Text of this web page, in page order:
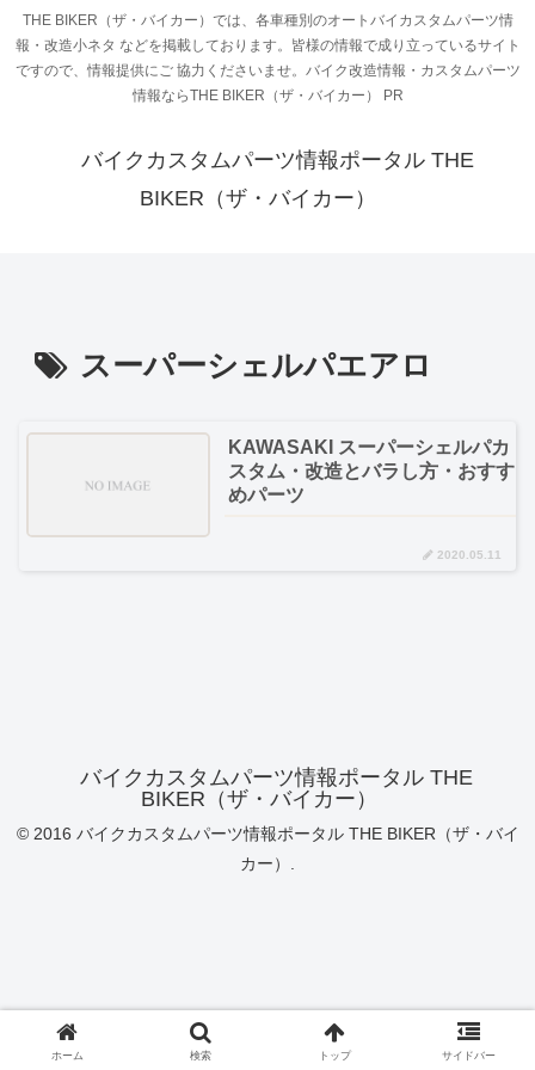
THE BIKER（ザ・バイカー）では、各車種別のオートバイカスタムパーツ情
報・改造小ネタ などを掲載しております。皆様の情報で成り立っているサイト
ですので、情報提供にご 協力くださいませ。バイク改造情報・カスタムパーツ
情報ならTHE BIKER（ザ・バイカー） PR
バイクカスタムパーツ情報ポータル THE
BIKER（ザ・バイカー）
スーパーシェルパエアロ
KAWASAKI スーパーシェルパカ
スタム・改造とバラし方・おすす
めパーツ
2020.05.11
バイクカスタムパーツ情報ポータル THE
BIKER（ザ・バイカー）
© 2016 バイクカスタムパーツ情報ポータル THE BIKER（ザ・バイ
カー）.
ホーム 検索 トップ サイドバー